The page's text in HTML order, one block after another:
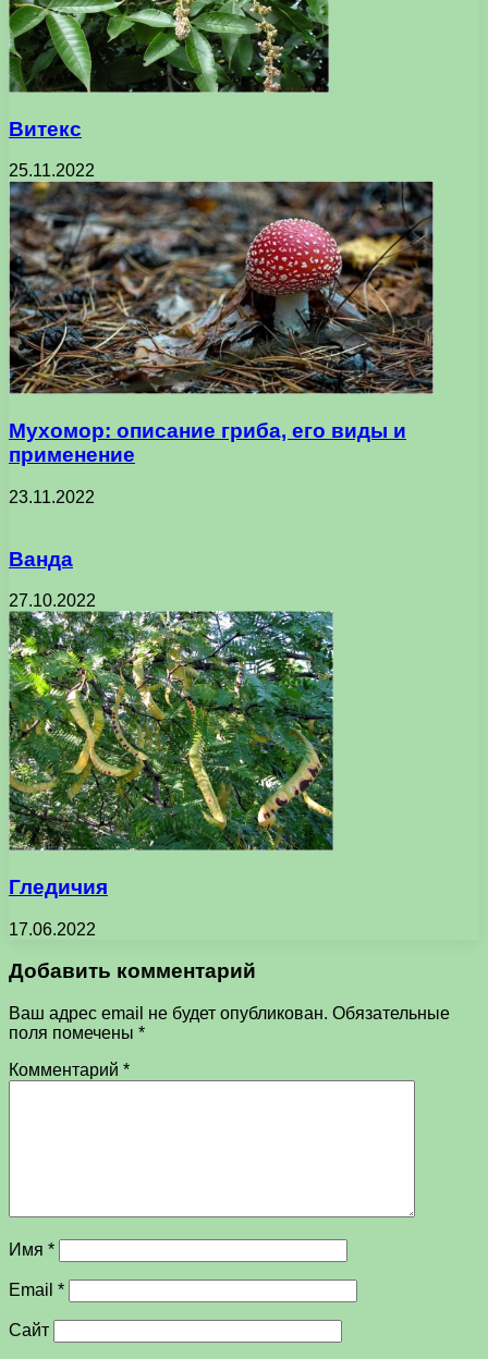
Витекс
25.11.2022
Мухомор: описание гриба, его виды и
применение
23.11.2022
Ванда
27.10.2022
Гледичия
17.06.2022
Добавить комментарий
Ваш адрес email не будет опубликован. Обязательные
поля помечены *
Комментарий *
Имя *
Email *
Сайт